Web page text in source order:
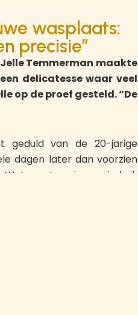
wasplaats:
precisie”
Temmerman maakte
delicatesse waar veel
op de proef gesteld. “De
geduld van de 20-jarige
dagen later dan voorzien
eerste seizoen sinds ik